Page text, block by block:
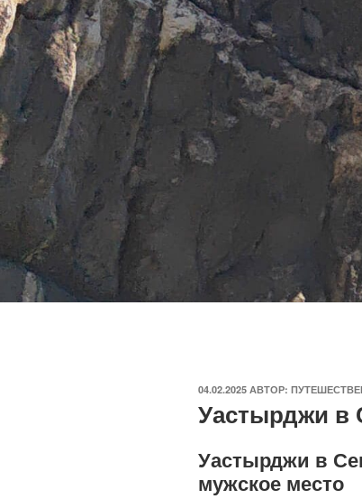
ОПУБЛИКОВАНО
04.02.2025 АВТОР:
Уастырджи в
Уастырджи в
мужское место